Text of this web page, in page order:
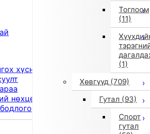
Тоглоом
(11)
(1)
Хөвгүүд (709)
Гутал (93)
Спорт
гутал
хүснэгт
нөхцөл